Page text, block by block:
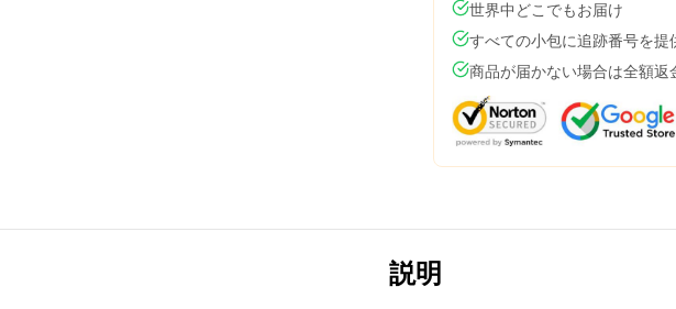
世界中どこでもお届け
すべての小包に追跡番号を提
商品が届かない場合は全額返
説明